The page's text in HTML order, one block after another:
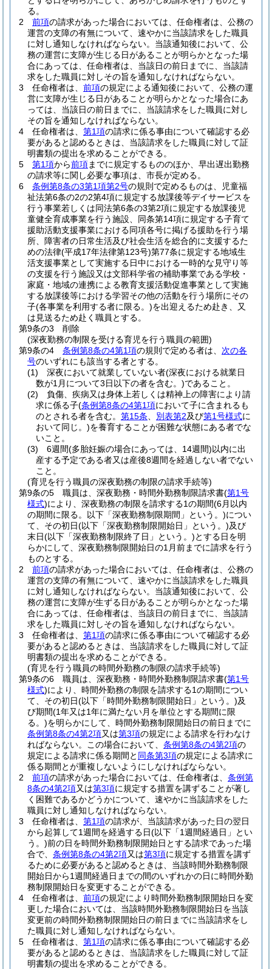
る。
2
前項の請求があった場合においては、任命権者は、公務の
運営の支障の有無について、速やかに当該請求をした職員
に対し通知しなければならない。 当該通知後において、公
務の運営に支障が生じる日があることが明らかとなった場
合にあっては、任命権者は、当該日の前日までに、当該請
求をした職員に対しその旨を通知しなければならない。
3
任命権者は、 前項の規定による通知後において、公務の運
営に支障が生じる日があることが明らかとなった場合にあ
っては、当該日の前日までに、当該請求をした職員に対し
その旨を通知しなければならない。
4
任命権者は、 第1項の請求に係る事由について確認する必
要があると認めるときは、当該請求をした職員に対して証
明書類の提出を求めることができる。
5
第1項から前項までに規定するもののほか、早出遅出勤務
の請求等に関し必要な事項は、市長が定める。
6
条例第8条の3第1項第2号の規則で定めるものは、児童福
祉法第6条の2の2第4項に規定する放課後等デイサービスを
行う事業若しくは同法第6条の3第2項に規定する放課後児
童健全育成事業を行う施設、同条第14項に規定する子育て
援助活動支援事業における同項各号に掲げる援助を行う場
所、障害者の日常生活及び社会生活を総合的に支援するた
めの法律(平成17年法律第123号)第77条に規定する地域生
活支援事業として実施する日中における一時的な見守り等
の支援を行う施設又は文部科学省の補助事業である学校・
家庭・地域の連携による教育支援活動促進事業として実施
する放課後等における学習その他の活動を行う場所にその
子(各事業を利用する者に限る。)を出迎えるため赴き、又
は見送るため赴く職員とする。
第9条の3
削除
(深夜勤務の制限を受ける育児を行う職員の範囲)
第9条の4
条例第8条の4第1項の規則で定める者は、 次の各
号のいずれにも該当する者とする。
(1)
深夜において就業していない者(深夜における就業日
数が1月について3日以下の者を含む。)であること。
(2)
負傷、疾病又は身体上若しくは精神上の障害により請
求に係る子(条例第8条の4第1項において子に含まれるも
のとされる者を含む。 第15条 別表第2及び第1号様式に
おいて同じ。)を養育することが困難な状態にある者でな
いこと。
(3)
6週間(多胎妊娠の場合にあっては、14週間)以内に出
産する予定である者又は産後8週間を経過しない者でない
こと。
(育児を行う職員の深夜勤務の制限の請求手続等)
第9条の5
職員は、深夜勤務・時間外勤務制限請求書(第1号
様式)により、深夜勤務の制限を請求する1の期間(6月以内
の期間に限る。以下「深夜勤務制限期間」という。)につい
て、その初日(以下「深夜勤務制限開始日」という。)及び
末日(以下「深夜勤務制限終了日」という。)とする日を明
らかにして、深夜勤務制限開始日の1月前までに請求を行う
ものとする。
2
前項の請求があった場合においては、任命権者は、公務の
運営の支障の有無について、速やかに当該請求をした職員
に対し通知しなければならない。 当該通知後において、公
務の運営に支障が生ずる日があることが明らかとなった場
合にあっては、任命権者は、当該日の前日までに、当該請
求をした職員に対しその旨を通知しなければならない。
3
任命権者は、 第1項の請求に係る事由について確認する必
要があると認めるときは、当該請求をした職員に対して証
明書類の提出を求めることができる。
(育児を行う職員の時間外勤務の制限の請求手続等)
第9条の6
職員は、深夜勤務・時間外勤務制限請求書(第1号
様式)により、時間外勤務の制限を請求する1の期間につい
て、その初日(以下「時間外勤務制限開始日」という。)及
び期間(1年又は1年に満たない月を単位とする期間に限
る。)を明らかにして、時間外勤務制限開始日の前日までに
条例第8条の4第2項又は第3項の規定による請求を行わなけ
ればならない。
この場合において、 条例第8条の4第2項の
規定による請求に係る期間と 同条第3項の規定による請求に
係る期間とが重複しないようにしなければならない。
2
前項の請求があった場合においては、任命権者は、 条例第
8条の4第2項又は第3項に規定する措置を講ずることが著し
く困難であるかどうかについて、速やかに当該請求をした
職員に対し通知しなければならない。
3
任命権者は、 第1項の請求が、当該請求があった日の翌日
から起算して1週間を経過する日(以下「1週間経過日」とい
う。)前の日を時間外勤務制限開始日とする請求であった場
合で、 条例第8条の4第2項又は第3項に規定する措置を講ず
るために必要があると認めるときは、当該時間外勤務制限
開始日から1週間経過日までの間のいずれかの日に時間外勤
務制限開始日を変更することができる。
4
任命権者は、 前項の規定により時間外勤務制限開始日を変
更した場合においては、当該時間外勤務制限開始日を当該
変更前の時間外勤務制限開始日の前日までに当該請求をし
た職員に対し通知しなければならない。
5
任命権者は、 第1項の請求に係る事由について確認する必
要があると認めるときは、当該請求をした職員に対して証
明書類の提出を求めることができる。